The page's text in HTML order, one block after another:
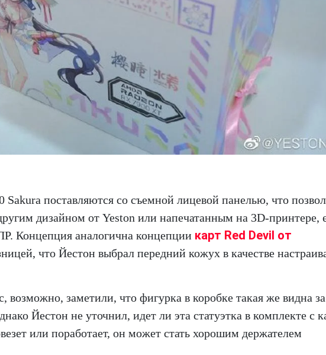
поставляются со съемной лицевой панелью, что
дизайном от Yeston или напечатанным на 3D-принтере,
Концепция аналогична концепции карт Red Devil от
что Йестон выбрал передний кожух в качестве
возможно, заметили, что фигурка в коробке такая же видна за
Йестон не уточнил, идет ли эта статуэтка в комплекте с
или поработает, он может стать хорошим держателем